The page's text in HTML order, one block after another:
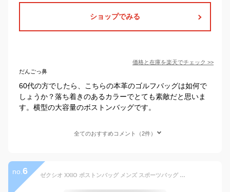
ショップでみる
価格と在庫を楽天でチェック >>
だんごっ鼻
60代の方でしたら、こちらの本革のゴルフバッグは如何で
しょうか？落ち着きのあるカラーでとても素敵だと思いま
す。横型の大容量のボストンバッグです。
全てのおすすめコメント（2件）
no. 6 ゼクシオ XXIO ボストンバッグ メンズ スポーツバッグ GGB-X161